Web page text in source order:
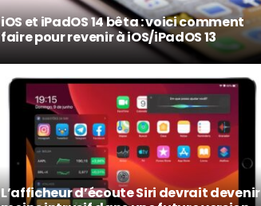
iOS et iPadOS 14 bêta : voici comment
faire pour revenir à iOS/iPadOS 13
L’afficheur d’écoute Siri devrait devenir